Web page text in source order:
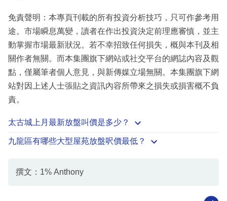
免責聲明：本專頁刊載的所有投資分析技巧，只可作參考用
途。市場瞬息萬變，讀者在作出投資決定前理應審慎，並主
動掌握市場最新狀況。若不幸招致任何損失，概與本刊及相
關作者無關。而本集團旗下網站或社交平台的網誌內容及觀
點，僅屬筆者個人意見，與新傳媒立場無關。本集團旗下網
站對因上述人士張貼之資訊內容所帶來之損失或損害概不負
責。
太古城上月最新放盤叫價是多少？
九龍區有哪些大型屋苑放盤呎價最低？
撰文：1% Anthony